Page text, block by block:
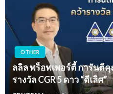
OTHER
ลลิล พร็อพเพอร์ตี้ การันตี
รางวัล CGR 5 ดาว “ดีเลิศ”